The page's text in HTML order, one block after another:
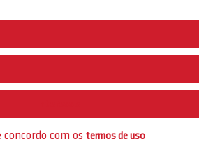
concordo com os termos de uso